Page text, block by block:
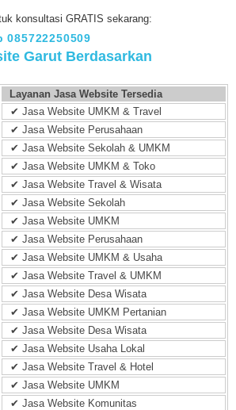
konsultasi GRATIS sekarang:
Garut Berdasarkan
Layanan Jasa Website Tersedia
✔ Jasa Website UMKM & Travel
✔ Jasa Website Perusahaan
✔ Jasa Website Sekolah & UMKM
✔ Jasa Website UMKM & Toko
✔ Jasa Website Travel & Wisata
✔ Jasa Website Sekolah
✔ Jasa Website UMKM
✔ Jasa Website Perusahaan
✔ Jasa Website UMKM & Usaha
✔ Jasa Website Travel & UMKM
✔ Jasa Website Desa Wisata
✔ Jasa Website UMKM Pertanian
✔ Jasa Website Desa Wisata
✔ Jasa Website Usaha Lokal
✔ Jasa Website Travel & Hotel
✔ Jasa Website UMKM
✔ Jasa Website Komunitas